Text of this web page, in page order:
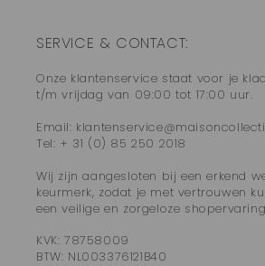
SERVICE & CONTACT:
Onze klantenservice staat voor je
t/m vrijdag van 09:00 tot 17:00 uur.
Email:
Tel: + 31 (0) 85 250 2018
Wij zijn aangesloten bij een erkend
keurmerk, zodat je met vertrouwen
een veilige en zorgeloze
KVK: 78758009
BTW: NL003376121B40